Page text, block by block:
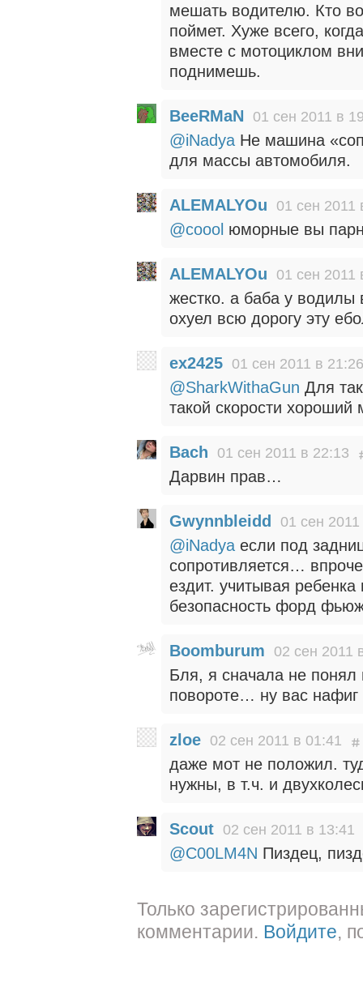
мешать водителю. Кто
поймет. Хуже всего,
вместе с мотоциклом
поднимешь.
BeeRMaN 01 сен 2011 в
@iNadya Не машина
для массы автомобиля.
ALEMALYOu 01 сен 2011
@coool юморные вы
ALEMALYOu 01 сен 2011
жестко. а баба у водилы
охуел всю дорогу эту
ex2425 01 сен 2011 в 21:26
@SharkWithaGun Для
такой скорости хороший
Bach 01 сен 2011 в 22:13
Дарвин прав…
Gwynnbleidd 01 сен
@iNadya если под
сопротивляется…
ездит. учитывая
безопасность форд
Boomburum 02 сен 2011
Бля, я сначала не
повороте… ну вас нафиг
zloe 02 сен 2011 в 01:41
даже мот не положил.
нужны, в т.ч. и
Scout 02 сен 2011 в 13:41
@C00LM4N Пиздец,
Только
комментарии. Войдите,